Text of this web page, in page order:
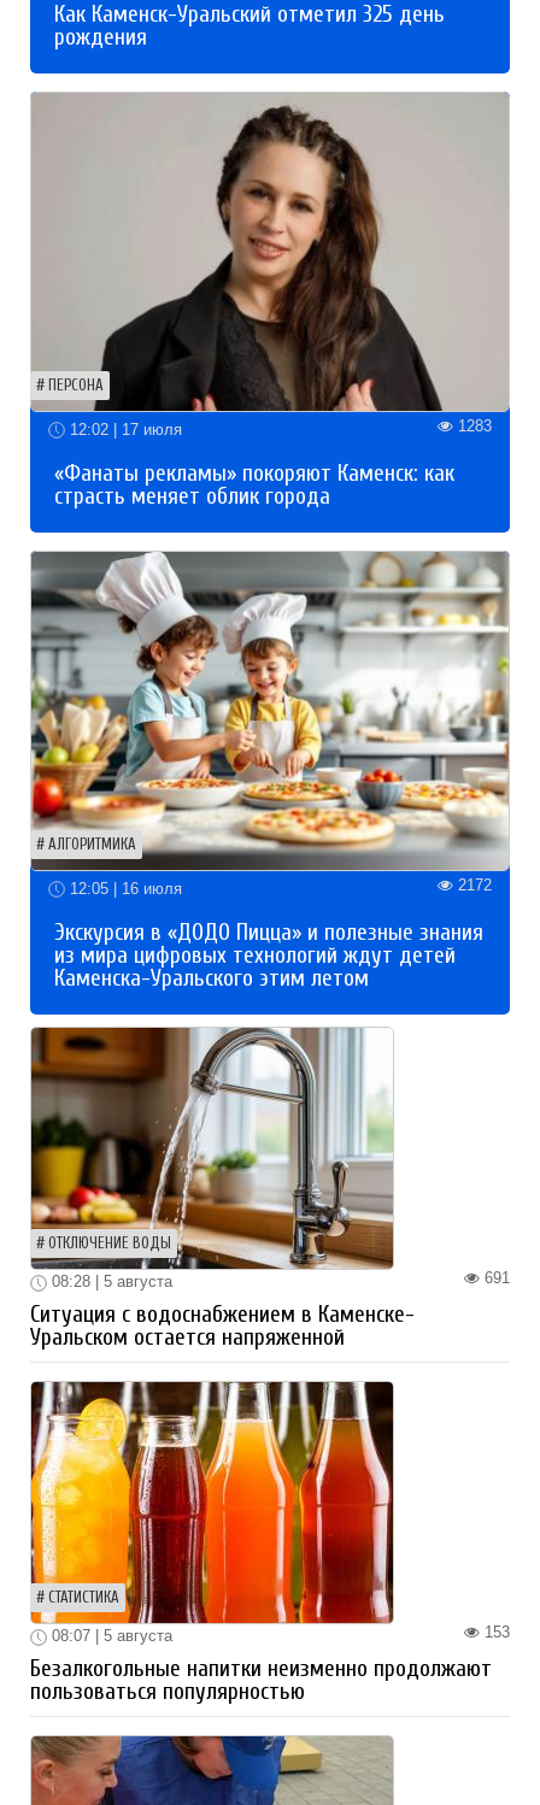
Как Каменск-Уральский отметил 325 день
рождения
ПЕРСОНА
12:02 | 17 июля 1283
«Фанаты рекламы» покоряют Каменск: как
страсть меняет облик города
АЛГОРИТМИКА
12:05 | 16 июля 2172
Экскурсия в «ДОДО Пицца» и полезные знания
из мира цифровых технологий ждут детей
Каменска-Уральского этим летом
ОТКЛЮЧЕНИЕ ВОДЫ
691
08:28 | 5 августа
Ситуация с водоснабжением в Каменске-
Уральском остается напряженной
СТАТИСТИКА
153
08:07 | 5 августа
Безалкогольные напитки неизменно продолжают
пользоваться популярностью